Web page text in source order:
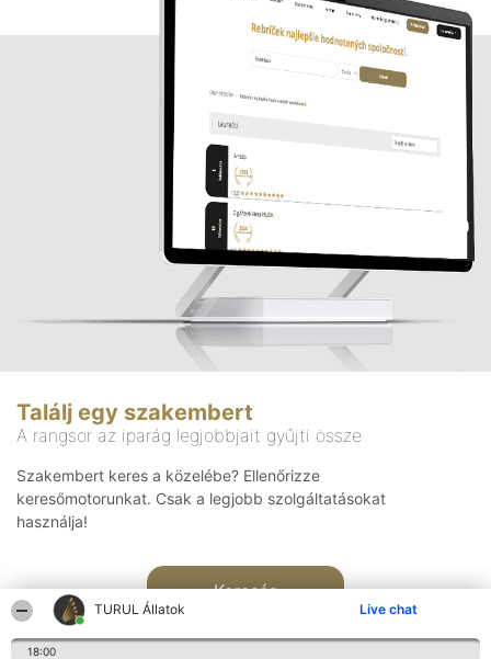
TURUL Állatok Live chat
18:00
Találj egy szakembert
A rangsor az iparág legjobbjait gyűjti össze
Szakembert keres a közelébe? Ellenőrizze
keresőmotorunkat. Csak a legjobb szolgáltatásokat
használja!
Keresés